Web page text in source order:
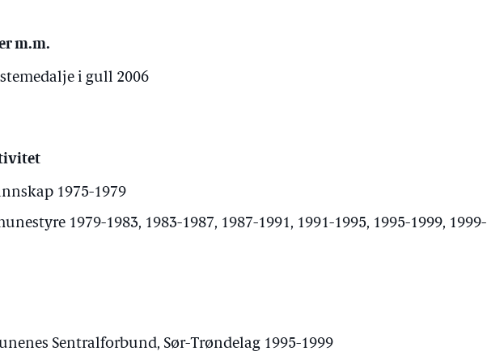
m.m.
i gull 2006
1975-1979
1979-1983, 1983-1987, 1987-1991, 1991-1995, 1995-1999, 1999-
Sentralforbund, Sør-Trøndelag 1995-1999